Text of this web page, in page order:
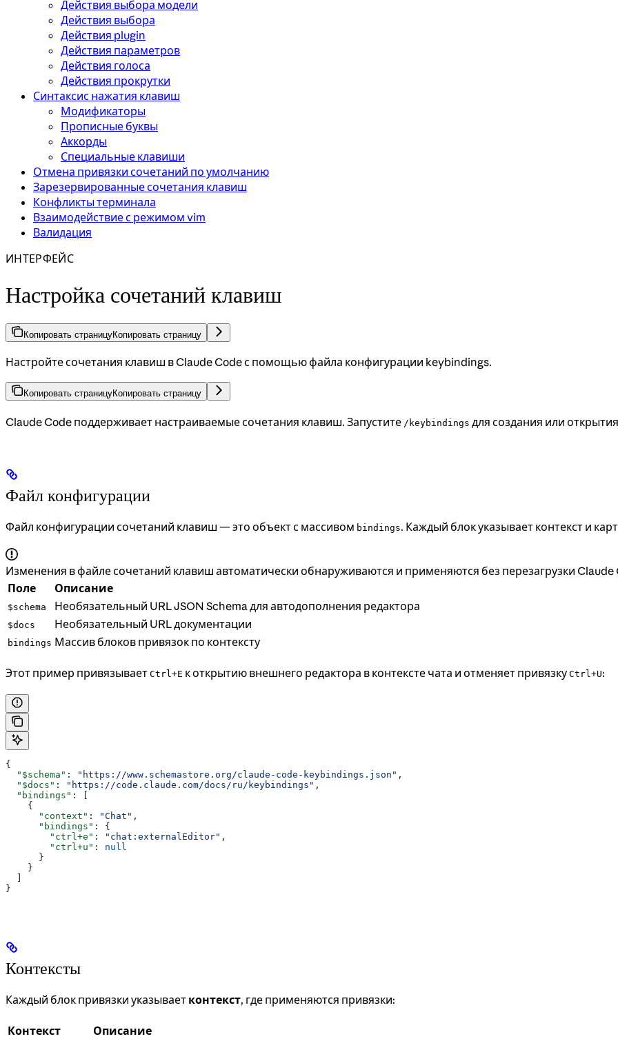
Действия выбора модели
Действия выбора
Действия plugin
Действия параметров
Действия голоса
Действия прокрутки
Синтаксис нажатия клавиш
Модификаторы
Прописные буквы
Аккорды
Специальные клавиши
Отмена привязки сочетаний по умолчанию
Зарезервированные сочетания клавиш
Конфликты терминала
Взаимодействие с режимом vim
Валидация
ИНТЕРФЕЙС
Настройка сочетаний клавиш
Копировать страницуКопировать страницу
Настройте сочетания клавиш в Claude Code с помощью файла конфигурации keybindings.
Копировать страницуКопировать страницу
Claude Code поддерживает настраиваемые сочетания клавиш. Запустите /keybindings для создания или
Файл конфигурации
Файл конфигурации сочетаний клавиш — это объект с массивом bindings. Каждый блок указывает контекст и
Изменения в файле сочетаний клавиш автоматически обнаруживаются и применяются без перезагрузки Claude
Поле
Описание
$schema Необязательный URL JSON Schema для автодополнения редактора
$docs Необязательный URL документации
bindings Массив блоков привязок по контексту
Этот пример привязывает Ctrl+E к открытию внешнего редактора в контексте чата и отменяет привязку Ctrl+U:
{
  "$schema"
: "https://www.schemastore.org/claude-code-keybindings.json" ,
  "$docs"
: "https://code.claude.com/docs/ru/keybindings" ,
  "bindings"
: [
    {
      "context"
: "Chat" ,
      "bindings"
: {
        "ctrl+e"
: "chat:externalEditor" ,
        "ctrl+u"
: null
      }
    }
}
Контексты
Каждый блок привязки указывает контекст, где применяются привязки:
Контекст Описание